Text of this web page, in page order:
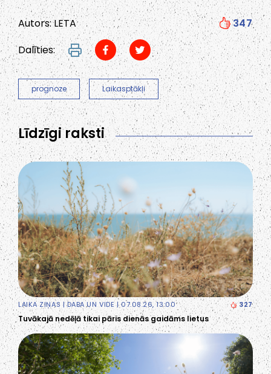
Autors: LETA
347
Dalīties:
prognoze Laikasptākļi
Līdzīgi raksti
LAIKA ZIŅAS |DABA UN VIDE| 07.08.26, 13:00 327
Tuvākajā nedēļā tikai pāris dienās gaidāms lietus